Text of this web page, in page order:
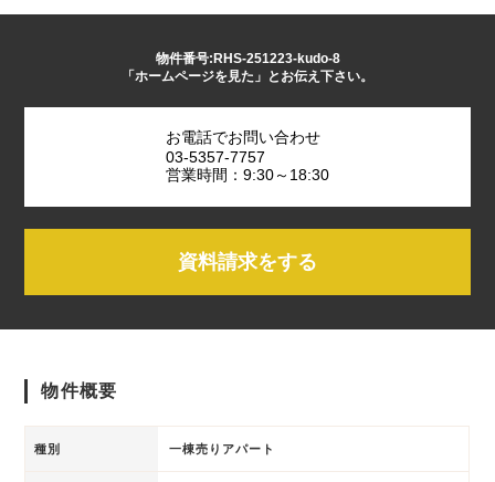
物件番号:RHS-251223-kudo-8
「ホームページを見た」とお伝え下さい。
お電話でお問い合わせ
03-5357-7757
営業時間：9:30～18:30
資料請求をする
物件概要
種別 一棟売りアパート